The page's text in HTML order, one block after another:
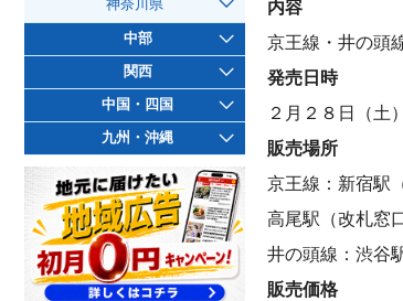
内容
京王線・井の頭
発売日時
２月２８日（土
販売場所
京王線：新宿駅
高尾駅（改札窓口
井の頭線：渋谷
販売価格
神奈川県
中部
関西
中国・四国
九州・沖縄